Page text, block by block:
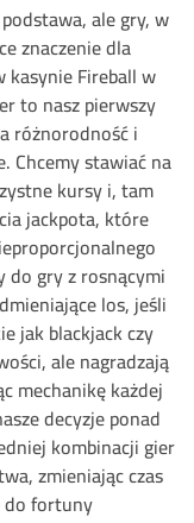
ale gry, w
znaczenie dla
kasynie Fireball w
to nasz pierwszy
różnorodność i
Chcemy stawiać na
kursy i, tam
jackpota, które
do gry z rosnącymi
los, jeśli
jak blackjack czy
ale nagradzają
mechanikę każdej
decyzje ponad
kombinacji gier
zmieniając czas
fortuny.